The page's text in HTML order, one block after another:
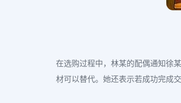
在选购过程中，林某的配偶通知徐
材可以替代。她还表示若成功完成